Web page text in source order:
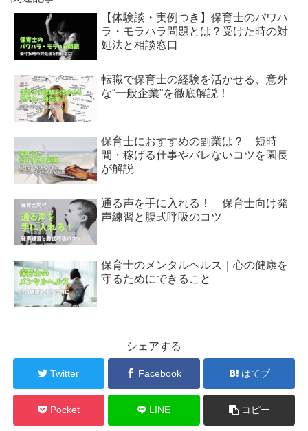
【体験談・実例つき】保育士のパワハ
ラ・モラハラ問題とは？受けた時の対
処法と相談窓口
転職で保育士の経験を活かせる、意外
な“一般企業”を徹底解説！
保育士におすすめの副業は？ 短時
間・稼げる仕事やバレないコツを園長
が解説
通る声を手に入れる！ 保育士向け発
声練習と腹式呼吸のコツ
保育士のメンタルヘルス｜心の健康を
守るためにできること
シェアする
Twitter Facebook はてブ
Pocket LINE コピー